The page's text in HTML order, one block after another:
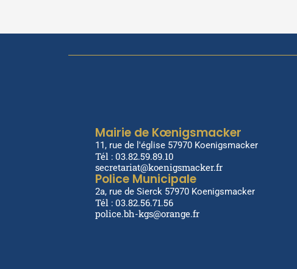
Mairie de Kœnigsmacker
11, rue de l'église 57970 Koenigsmacker
Tél : 03.82.59.89.10
secretariat@koenigsmacker.fr
Police Municipale
2a, rue de Sierck 57970 Koenigsmacker
Tél : 03.82.56.71.56
police.bh-kgs@orange.fr